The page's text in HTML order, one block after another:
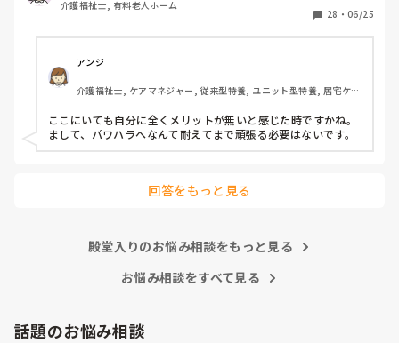
みたいなとこがあり凹んだりしてました。
6月入社して最初は違い過ぎる事ばかりで
戸惑い、仕事を覚えるのが大変でしたが、
介護の仕事だけに集中出来る今の職場は
有難いなと感謝しています。
皆さんの転職する決め手は何ですか？
介護福祉士, 有料老人ホーム
28 ・ 06/25
アンジ
介護福祉士, ケアマネジャー, 従来型特養, ユニット型特養, 居宅ケア
ここにいても自分に全くメリットが無いと感じた時ですかね。
まして、パワハラへなんて耐えてまで頑張る必要はないです。
回答をもっと見る
殿堂入りのお悩み相談をもっと見る
お悩み相談をすべて見る
話題のお悩み相談